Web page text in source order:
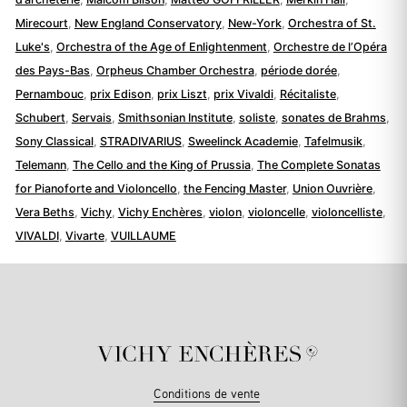
Mirecourt, New England Conservatory, New-York, Orchestra of St.
Luke's, Orchestra of the Age of Enlightenment, Orchestre de l’Opéra
des Pays-Bas, Orpheus Chamber Orchestra, période dorée,
Pernambouc, prix Edison, prix Liszt, prix Vivaldi, Récitaliste,
Schubert, Servais, Smithsonian Institute, soliste, sonates de Brahms,
Sony Classical, STRADIVARIUS, Sweelinck Academie, Tafelmusik,
Telemann, The Cello and the King of Prussia, The Complete Sonatas
for Pianoforte and Violoncello, the Fencing Master, Union Ouvrière,
Vera Beths, Vichy, Vichy Enchères, violon, violoncelle, violoncelliste,
VIVALDI, Vivarte, VUILLAUME
Conditions de vente